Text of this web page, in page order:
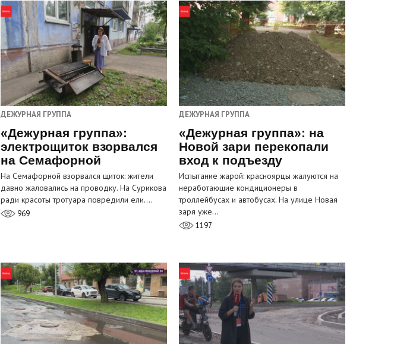
ДЕЖУРНАЯ ГРУППА
«Дежурная группа»:
электрощиток взорвался
на Семафорной
На Семафорной взорвался щиток: жители
давно жаловались на проводку. На Сурикова
ради красоты тротуара повредили ели.…
969
ДЕЖУРНАЯ ГРУППА
«Дежурная группа»: на
Новой зари перекопали
вход к подъезду
Испытание жарой: красноярцы жалуются на
неработающие кондиционеры в
троллейбусах и автобусах. На улице Новая
заря уже…
1197